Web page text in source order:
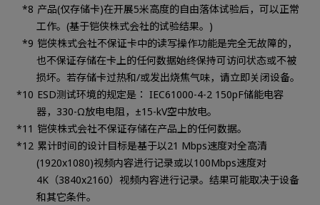
产品(仅存储卡)在开展5米高度的自由落体试验后，可以正常
工作。(基于铠侠株式会社的试验结果。)
铠侠株式会社不保证卡中的读写操作功能是完全无故障的，
也不保证存储在卡上的任何数据始终保持可访问状态或不被
损坏。若存储卡过热和/或发出烧焦气味，请立即关闭设备。
ESD测试环境的规定是： IEC61000-4-2 150pF储能电容
器，330-Ω放电电阻，±15-kV空中放电。
铠侠株式会社不保证存储在产品上的任何数据。
累计时间的设计目标是基于以21 Mbps速度对全高清
(1920x1080)视频内容进行记录或以100Mbps速度对
4K（3840x2160）视频内容进行记录。结果可能取决于设备
和其它条件。